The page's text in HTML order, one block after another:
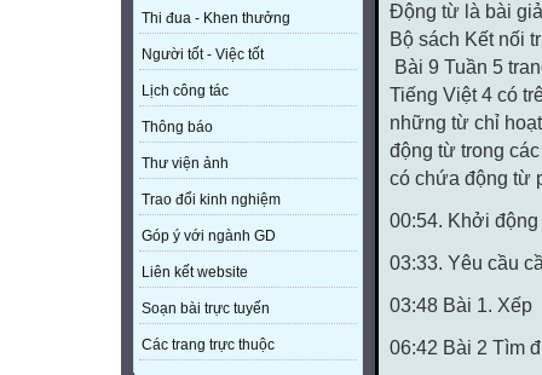
Thi đua - Khen thưởng
Người tốt - Việc tốt
Lịch công tác
Thông báo
Thư viện ảnh
Trao đổi kinh nghiệm
Góp ý với ngành GD
Liên kết website
Soạn bài trực tuyến
Các trang trực thuộc
Động từ là bài
Bộ sách Kết nối
Bài 9 Tuần 5
Tiếng Việt 4 có
những từ chỉ
động từ trong
có chứa động từ
00:54. Khởi
03:33. Yêu cầu
03:48 Bài 1. Xếp
06:42 Bài 2 Tìm